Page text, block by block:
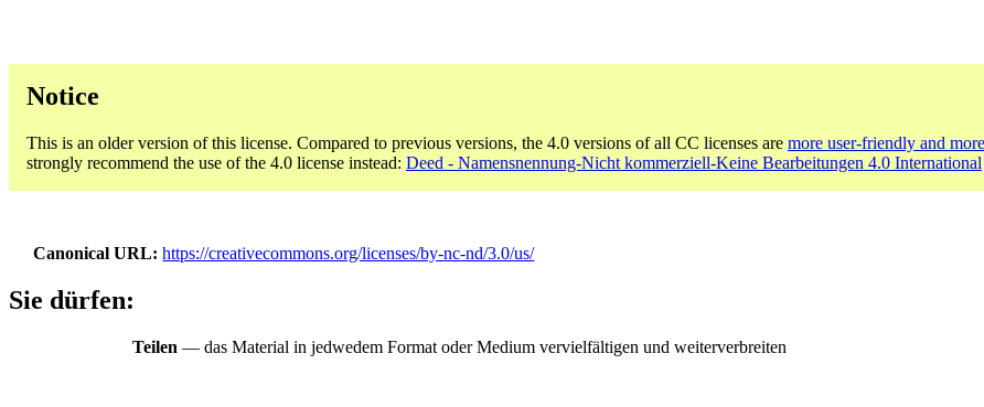
Notice
This is an older version of this license. Compared to previous versions, the 4.0 versions of all CC licenses are more user-friendly and
strongly recommend the use of the 4.0 license instead: Deed - Namensnennung-Nicht kommerziell-Keine Bearbeitungen 4.0 International
Canonical URL https://creativecommons.org/licenses/by-nc-nd/3.0/us/
Sie dürfen:
Teilen — das Material in jedwedem Format oder Medium vervielfältigen und weiterverbreiten